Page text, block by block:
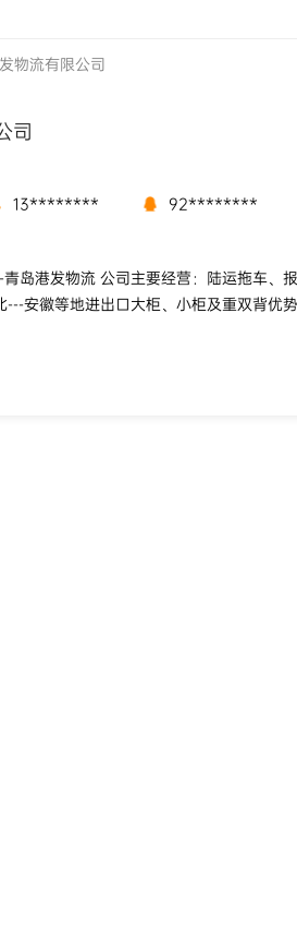
物流有限公司
司
13******** 92********
岛港发物流 公司主要经营：陆运拖车
---安徽等地进出口大柜、小柜及重双背